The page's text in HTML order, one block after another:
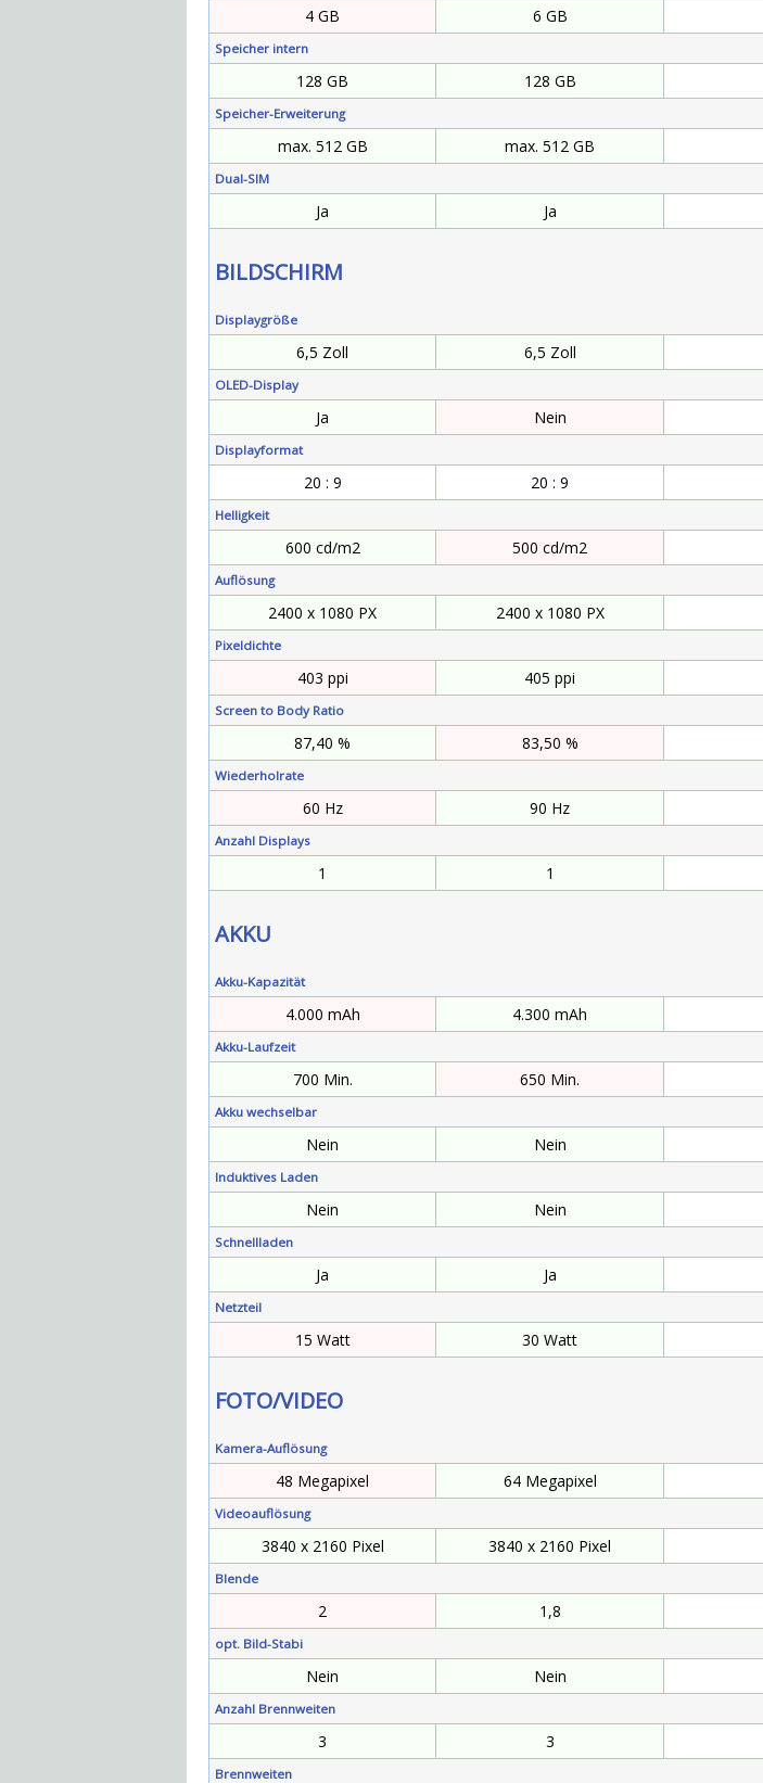
4 GB 6 GB
Speicher intern
128 GB 128 GB
Speicher-Erweiterung
max. 512 GB max. 512 GB
Dual-SIM
Ja Ja
BILDSCHIRM
Displaygröße
6,5 Zoll 6,5 Zoll
OLED-Display
Ja Nein
Displayformat
20 : 9 20 : 9
Helligkeit
600 cd/m2 500 cd/m2
Auflösung
2400 x 1080 PX 2400 x 1080 PX
Pixeldichte
403 ppi 405 ppi
Screen to Body Ratio
87,40 % 83,50 %
Wiederholrate
60 Hz 90 Hz
Anzahl Displays
1 1
AKKU
Akku-Kapazität
4.000 mAh 4.300 mAh
Akku-Laufzeit
700 Min. 650 Min.
Akku wechselbar
Nein Nein
Induktives Laden
Nein Nein
Schnellladen
Ja Ja
Netzteil
15 Watt 30 Watt
FOTO/VIDEO
Kamera-Auflösung
48 Megapixel 64 Megapixel
Videoauflösung
3840 x 2160 Pixel 3840 x 2160 Pixel
Blende
2 1,8
opt. Bild-Stabi
Nein Nein
Anzahl Brennweiten
3 3
Brennweiten